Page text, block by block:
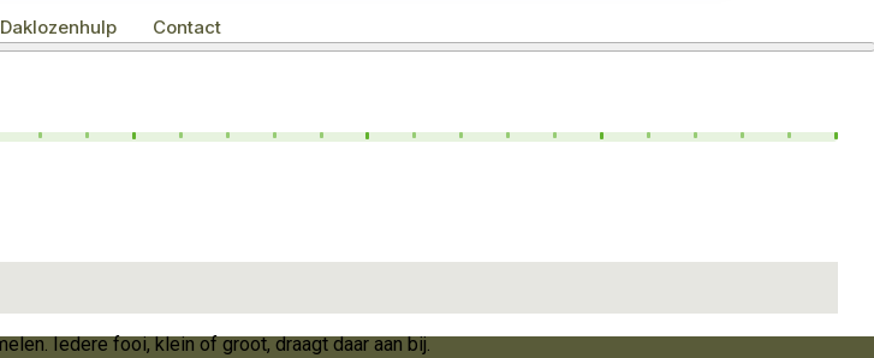
Daklozenhulp Contact